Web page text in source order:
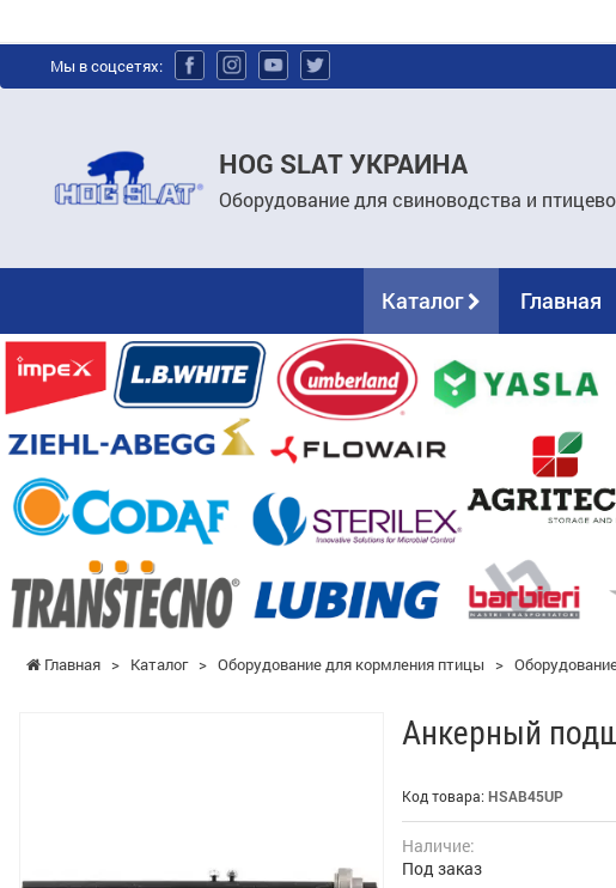
Мы в соцсетях:
HOG SLAT УКРАИНА
Оборудование для свиноводства и
Каталог Главная
Главная > Каталог > Оборудование для кормления птицы >
Анкерный
Код товара: HSAB45UP
Наличие:
Под заказ